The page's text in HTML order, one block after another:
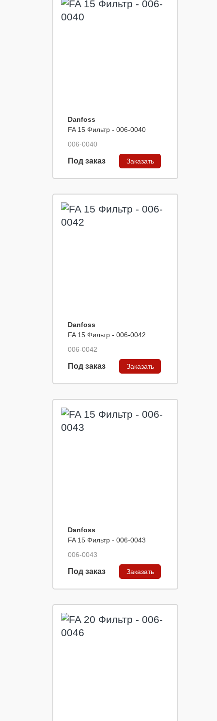
Danfoss
FA 15 Фильтр - 006-0040
006-0040
Под заказ Заказать
Danfoss
FA 15 Фильтр - 006-0042
006-0042
Под заказ Заказать
Danfoss
FA 15 Фильтр - 006-0043
006-0043
Под заказ Заказать